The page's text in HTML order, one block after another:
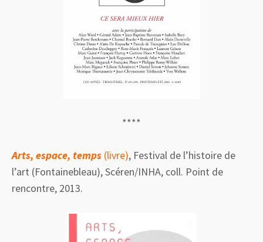
****
Arts, espace, temps (livre), Festival de l’histoire de
l’art (Fontainebleau), Scéren/INHA, coll. Point de
rencontre, 2013.